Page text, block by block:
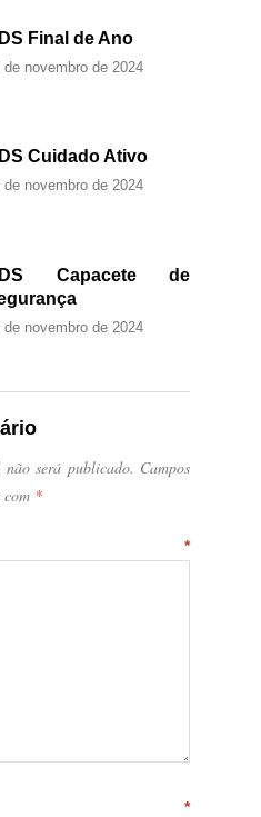
Final de Ano
de novembro de 2024
Cuidado Ativo
de novembro de 2024
Capacete de
de novembro de 2024
será publicado. Campos
*
*
*